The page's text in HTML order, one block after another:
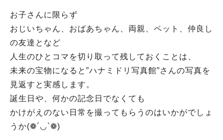
お子さんに限らず
おじいちゃん、おばあちゃん、両親、ペット、仲良し
の友達となど
人生のひとコマを切り取って残しておくことは、
未来の宝物になると”ハナミドリ写真館”さんの写真を
見返すと実感します。
誕生日や、何かの記念日でなくても
かけがえのない日常を撮ってもらうのはいかがでしょ
うか(❁´◡`❁)